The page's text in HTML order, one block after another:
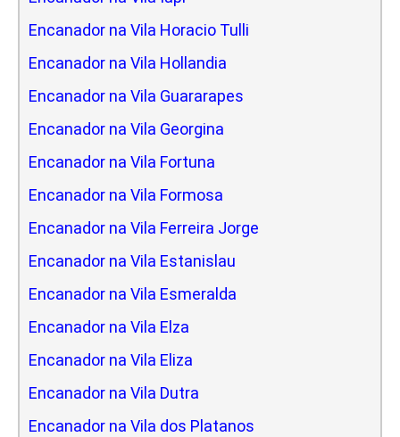
Encanador na Vila Horacio Tulli
Encanador na Vila Hollandia
Encanador na Vila Guararapes
Encanador na Vila Georgina
Encanador na Vila Fortuna
Encanador na Vila Formosa
Encanador na Vila Ferreira Jorge
Encanador na Vila Estanislau
Encanador na Vila Esmeralda
Encanador na Vila Elza
Encanador na Vila Eliza
Encanador na Vila Dutra
Encanador na Vila dos Platanos